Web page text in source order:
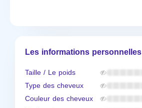
Les informations personnelles
Taille / Le poids
Type des cheveux
Couleur des cheveux